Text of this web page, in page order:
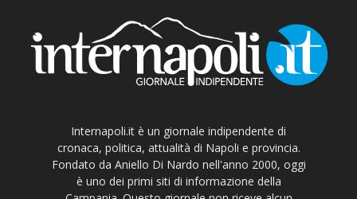
Internapoli.it è un giornale indipendente di
cronaca, politica, attualità di Napoli e provincia.
Fondato da Aniello Di Nardo nell'anno 2000, oggi
è uno dei primi siti di informazione della